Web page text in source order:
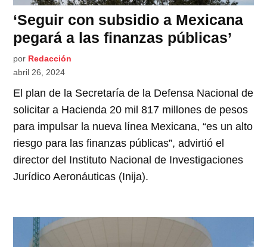
‘Seguir con subsidio a Mexicana
pegará a las finanzas públicas’
por Redacción
abril 26, 2024
El plan de la Secretaría de la Defensa Nacional de
solicitar a Hacienda 20 mil 817 millones de pesos
para impulsar la nueva línea Mexicana, “es un alto
riesgo para las finanzas públicas”, advirtió el
director del Instituto Nacional de Investigaciones
Jurídico Aeronáuticas (Inija).